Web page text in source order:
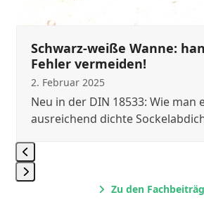
navigation
Schwarz-weiße Wanne:
Fehler vermeiden!
2. Februar 2025
Neu in der DIN 18533: Wie man
ausreichend dichte
Zu den